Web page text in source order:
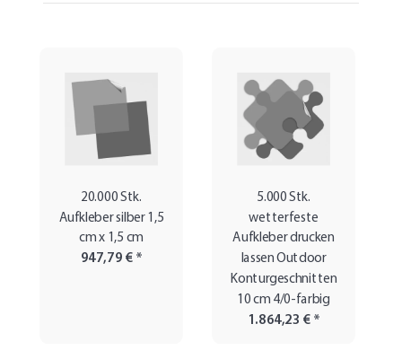
20.000 Stk.
Aufkleber silber 1,5
cm x 1,5 cm
947,79 € *
5.000 Stk.
wetterfeste
Aufkleber drucken
lassen Outdoor
Konturgeschnitten
10 cm 4/0-farbig
1.864,23 € *